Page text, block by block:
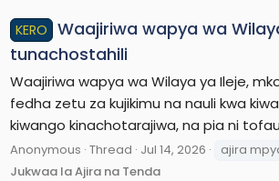
KERO
Waajiriwa wapya wa
tunachostahili
Waajiriwa wapya wa Wilaya ya Ileje,
fedha zetu za kujikimu na nauli kwa
kiwango kinachotarajiwa, na pia ni
Anonymous Thread Jul 14, 2026 ajira
Jukwaa la Ajira na Tenda